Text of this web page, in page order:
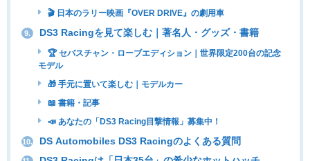
🎬 日本のラリー映画『OVER DRIVE』の劇用車
9. DS3 Racingを見て楽しむ｜著名人・グッズ・書籍
🏆 セバスチャン・ローブエディション｜世界限定200台の記念
モデル
🎁 手元に置いて楽しむ｜モデルカー
📖 書籍・記事
📣 あなたの「DS3 Racing目撃情報」募集中！
10. DS Automobiles DS3 Racingのよくある質問